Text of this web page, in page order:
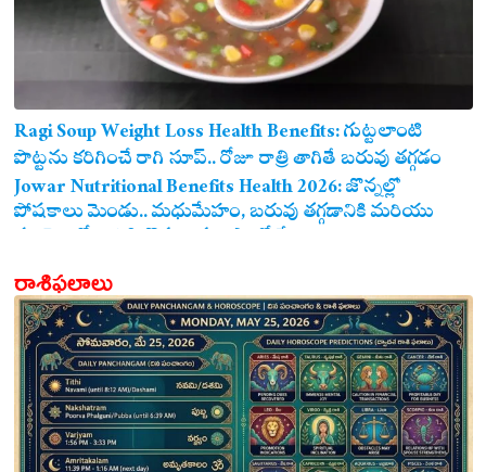
Ragi Soup Weight Loss Health Benefits: గుట్టలాంటి
పొట్టను కరిగించే రాగి సూప్.. రోజూ రాత్రి తాగితే బరువు తగ్గడం
ఖాయం!
Jowar Nutritional Benefits Health 2026: జొన్నల్లో
పోషకాలు మెండు.. మధుమేహం, బరువు తగ్గడానికి మరియు
గుండె ఆరోగ్యానికి జొన్న అన్నం ఎంతో మేలు!
రాశిఫలాలు